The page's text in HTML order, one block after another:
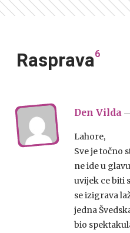
Rasprava6
Den Vilda —
Lahore,
Sve je točno
ne ide u
uvijek ce biti
se izigrava
jedna
bio